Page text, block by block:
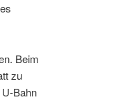
Beim
zu
Bahn